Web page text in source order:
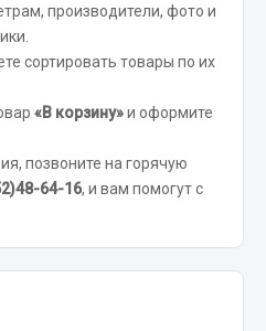
производители, фото и
сортировать товары по их
«В корзину»и оформите
позвоните на горячую
64-16, и вам помогут с